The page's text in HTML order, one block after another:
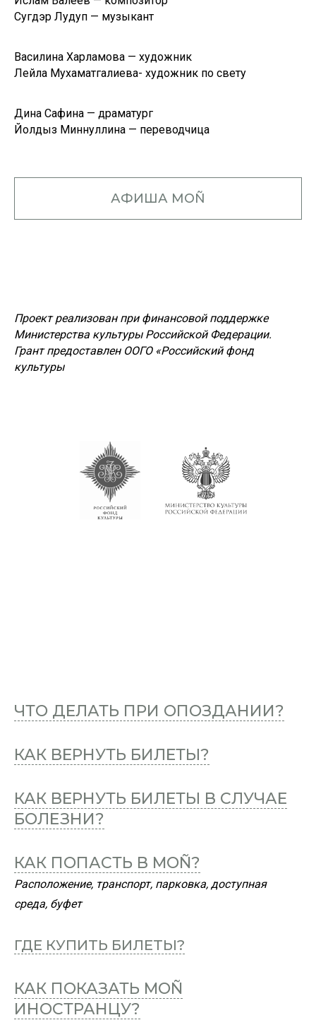
Сугдэр Лудуп — музыкант
Василина Харламова — художник
Лейла Мухаматгалиева- художник по свету
Дина Сафина — драматург
Йолдыз Миннуллина — переводчица
АФИША MOÑ
Проект реализован при финансовой поддержке
Министерства культуры Российской Федерации.
Грант предоставлен ООГО «Российский фонд
культуры
ЧТО ДЕЛАТЬ ПРИ ОПОЗДАНИИ?
КАК ВЕРНУТЬ БИЛЕТЫ?
КАК ВЕРНУТЬ БИЛЕТЫ В СЛУЧАЕ
БОЛЕЗНИ?
КАК ПОПАСТЬ В MOÑ?
Расположение, транспорт, парковка, доступная
среда, буфет
ГДЕ КУПИТЬ БИЛЕТЫ?
КАК ПОКАЗАТЬ MOÑ
ИНОСТРАНЦУ?